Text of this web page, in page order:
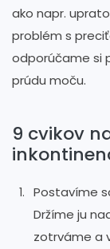
ako napr.
problém s
odporúčame si
prúdu moču.
9 cvikov
Postavíme
Držíme ju
zotrváme a